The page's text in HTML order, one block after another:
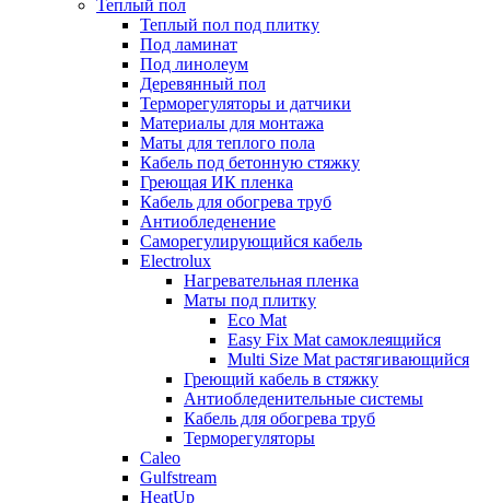
Теплый пол
Теплый пол под плитку
Под ламинат
Под линолеум
Деревянный пол
Терморегуляторы и датчики
Материалы для монтажа
Маты для теплого пола
Кабель под бетонную стяжку
Греющая ИК пленка
Кабель для обогрева труб
Антиобледенение
Саморегулирующийся кабель
Electrolux
Нагревательная пленка
Маты под плитку
Eco Mat
Easy Fix Mat самоклеящийся
Multi Size Mat растягивающийся
Греющий кабель в стяжку
Антиобледенительные системы
Кабель для обогрева труб
Терморегуляторы
Caleo
Gulfstream
HeatUp